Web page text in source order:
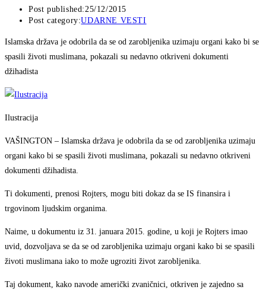
Post published:25/12/2015
Post category:UDARNE VESTI
Islamska država je odobrila da se od zarobljenika uzimaju organi kako bi se
spasili životi muslimana, pokazali su nedavno otkriveni dokumenti
džihadista
Ilustracija
VAŠINGTON – Islamska država je odobrila da se od zarobljenika uzimaju
organi kako bi se spasili životi muslimana, pokazali su nedavno otkriveni
dokumenti džihadista.
Ti dokumenti, prenosi Rojters, mogu biti dokaz da se IS finansira i
trgovinom ljudskim organima.
Naime, u dokumentu iz 31. januara 2015. godine, u koji je Rojters imao
uvid, dozvoljava se da se od zarobljenika uzimaju organi kako bi se spasili
životi muslimana iako to može ugroziti život zarobljenika.
Taj dokument, kako navode američki zvaničnici, otkriven je zajedno sa